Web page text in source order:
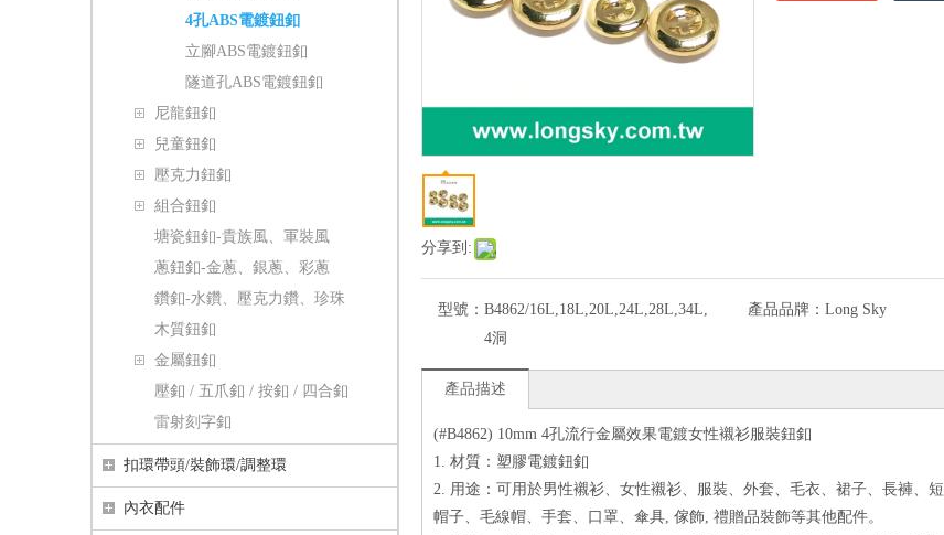
4孔ABS電鍍鈕釦
立腳ABS電鍍鈕釦
隧道孔ABS電鍍鈕釦
尼龍鈕釦
兒童鈕釦
壓克力鈕釦
組合鈕釦
塘瓷鈕釦-貴族風、軍裝風
蔥鈕釦-金蔥、銀蔥、彩蔥
鑽釦-水鑽、壓克力鑽、珍珠
木質鈕釦
金屬鈕釦
壓釦 / 五爪釦 / 按釦 / 四合釦
雷射刻字釦
扣環帶頭/裝飾環/調整環
內衣配件
分享到:
型號： B4862/16L,18L,20L,24L,28L,34L,
4洞
產品品牌： Long Sky
產品描述
(#B4862) 10mm 4孔流行金屬效果電鍍女性襯衫服裝鈕釦
1. 材質：塑膠電鍍鈕釦
2. 用途：可用於男性襯衫、女性襯衫、服裝、外套、毛衣、裙子、長褲、
帽子、毛線帽、手套、口罩、傘具, 傢飾, 禮贈品裝飾等其他配件。